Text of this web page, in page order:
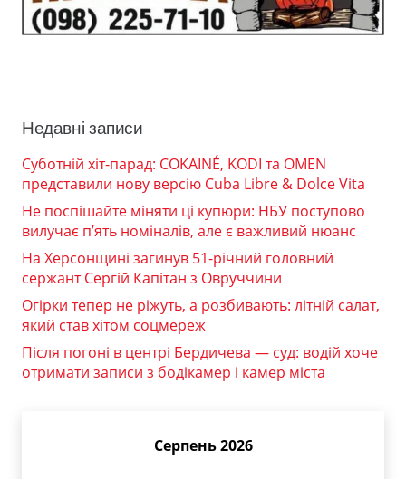
Недавні записи
Суботній хіт-парад: COKAINÉ, KODI та OMEN
представили нову версію Cuba Libre & Dolce Vita
Не поспішайте міняти ці купюри: НБУ поступово
вилучає п’ять номіналів, але є важливий нюанс
На Херсонщині загинув 51-річний головний
сержант Сергій Капітан з Овруччини
Огірки тепер не ріжуть, а розбивають: літній салат,
який став хітом соцмереж
Після погоні в центрі Бердичева — суд: водій хоче
отримати записи з бодікамер і камер міста
Серпень 2026